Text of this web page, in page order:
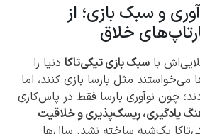
و سبک بازی؛ از
خلاق
با سبک بازی تیکی‌تاکا دنیا را
مثل بارسا بازی کنند، اما
چون نوآوری بارسا فقط در پاس‌کاری
یادگیری، ریسک‌پذیری و خلاقیت